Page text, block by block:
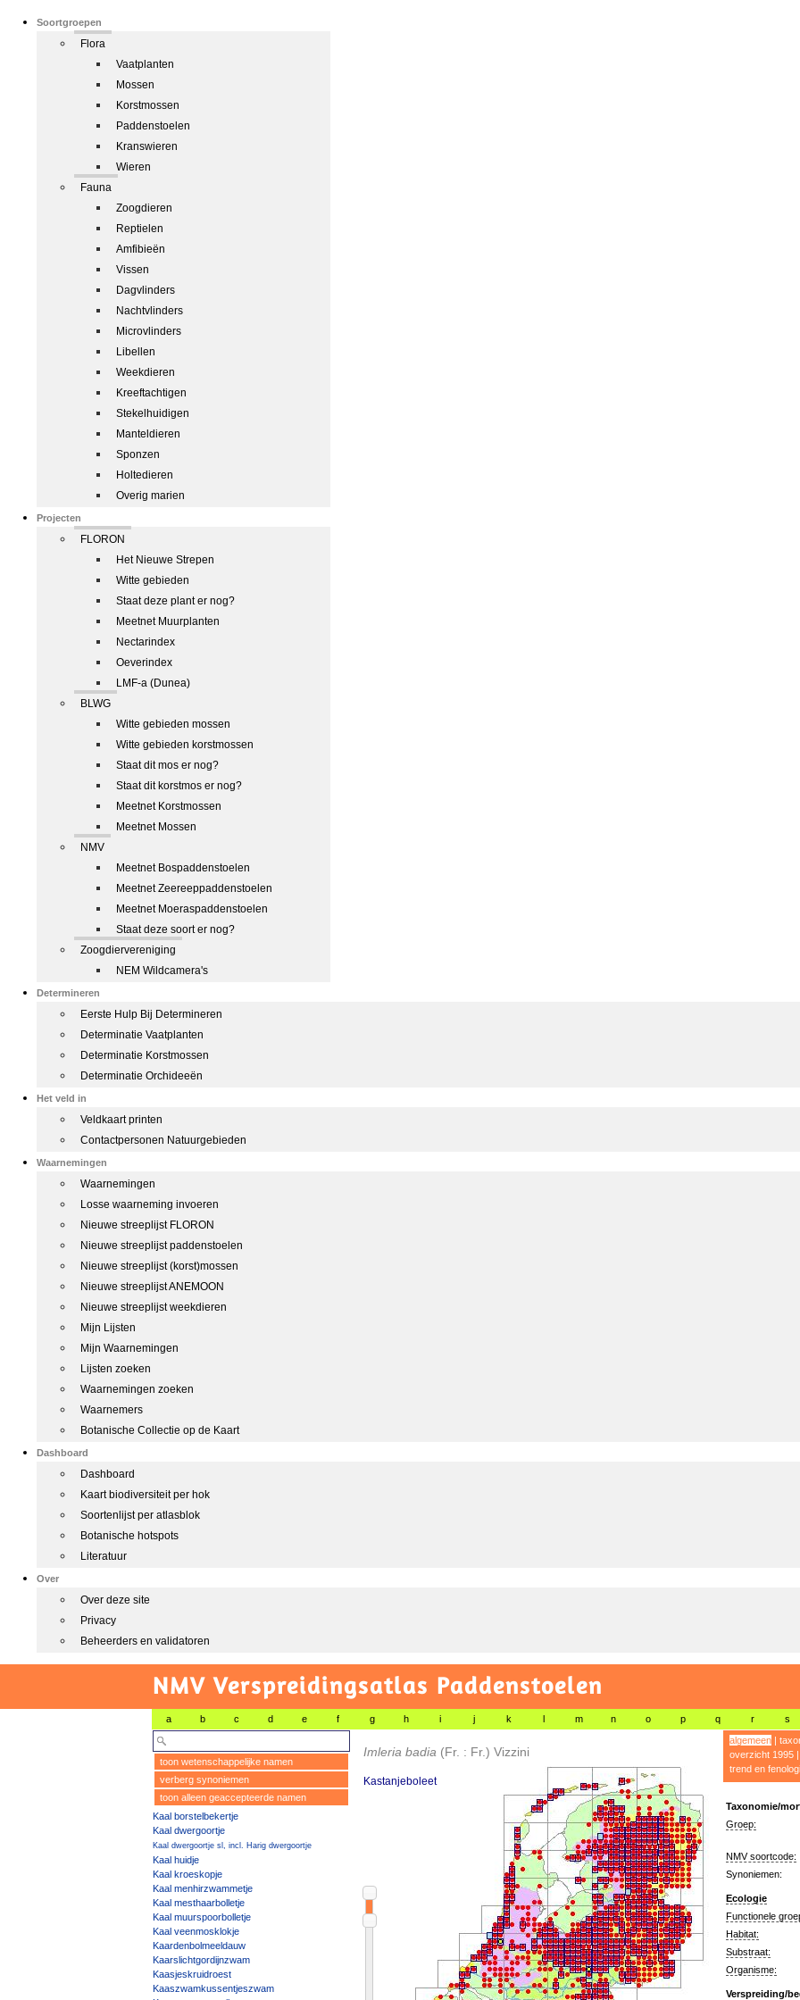
Soortgroepen
Flora
Vaatplanten
Mossen
Korstmossen
Paddenstoelen
Kranswieren
Wieren
Fauna
Zoogdieren
Reptielen
Amfibieën
Vissen
Dagvlinders
Nachtvlinders
Microvlinders
Libellen
Weekdieren
Kreeftachtigen
Stekelhuidigen
Manteldieren
Sponzen
Holtedieren
Overig marien
Projecten
FLORON
Het Nieuwe Strepen
Witte gebieden
Staat deze plant er nog?
Meetnet Muurplanten
Nectarindex
Oeverindex
LMF-a (Dunea)
BLWG
Witte gebieden mossen
Witte gebieden korstmossen
Staat dit mos er nog?
Staat dit korstmos er nog?
Meetnet Korstmossen
Meetnet Mossen
NMV
Meetnet Bospaddenstoelen
Meetnet Zeereeppaddenstoelen
Meetnet Moeraspaddenstoelen
Staat deze soort er nog?
Zoogdiervereniging
NEM Wildcamera's
Determineren
Eerste Hulp Bij Determineren
Determinatie Vaatplanten
Determinatie Korstmossen
Determinatie Orchideeën
Het veld in
Veldkaart printen
Contactpersonen Natuurgebieden
Waarnemingen
Waarnemingen
Losse waarneming invoeren
Nieuwe streeplijst FLORON
Nieuwe streeplijst paddenstoelen
Nieuwe streeplijst (korst)mossen
Nieuwe streeplijst ANEMOON
Nieuwe streeplijst weekdieren
Mijn Lijsten
Mijn Waarnemingen
Lijsten zoeken
Waarnemingen zoeken
Waarnemers
Botanische Collectie op de Kaart
Dashboard
Dashboard
Kaart biodiversiteit per hok
Soortenlijst per atlasblok
Botanische hotspots
Literatuur
Over
Over deze site
Privacy
Beheerders en validatoren
NMV Verspreidingsatlas Paddenstoelen
a b c d e f g h i j k l m n o p q r s
toon wetenschappelijke namen
verberg synoniemen
toon alleen geaccepteerde namen
Kaal borstelbekertje
Kaal dwergoortje
Kaal dwergoortje sl, incl. Harig dwergoortje
Kaal huidje
Kaal kroeskopje
Kaal menhirzwammetje
Kaal mesthaarbolletje
Kaal muurspoorbolletje
Kaal veenmosklokje
Kaardenbolmeeldauw
Kaarslichtgordijnzwam
Kaasjeskruidroest
Kaaszwamkussentjeszwam
Imleria badia (Fr. : Fr.) Vizzini
Kastanjeboleet
algemeen|
overzicht 1995|
trend en
Taxonomie/
Groep:
NMV soortcode:
Synoniemen:
Ecologie
Functionele
Habitat:
Substraat:
Organisme:
Verspreiding/